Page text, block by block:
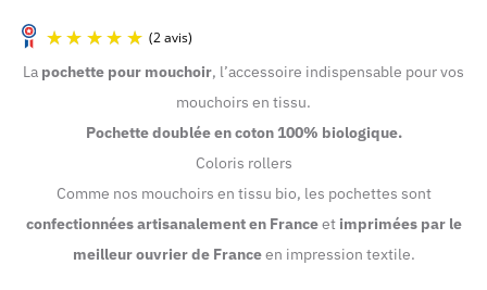
(2 avis)
La pochette pour mouchoir, l’accessoire indispensable pour vos
mouchoirs en tissu.
Pochette doublée en coton 100% biologique.
Coloris rollers
Comme nos mouchoirs en tissu bio, les pochettes sont
confectionnées artisanalement en Franceet imprimées par le
meilleur ouvrier de Franceen impression textile.